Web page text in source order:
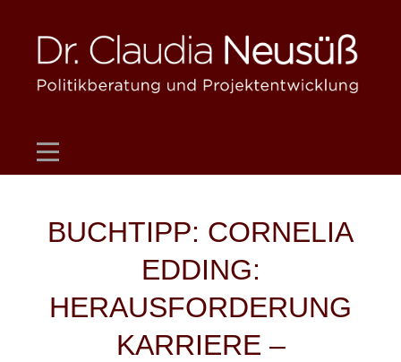
content
BUCHTIPP: CORNELIA
EDDING:
HERAUSFORDERUNG
KARRIERE –
Beitragsnavigation